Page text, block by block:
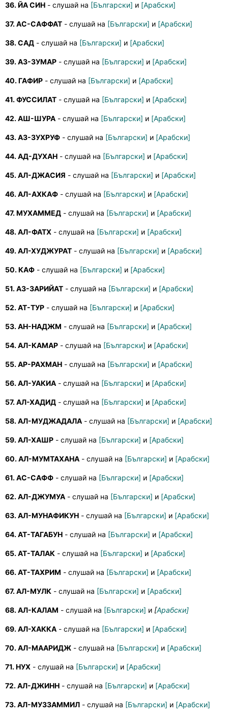
36. ЙА СИН - слушай на [Български] и [Арабски]
37. АС-САФФАТ - слушай на [Български] и [Арабски]
38. САД - слушай на [Български] и [Арабски]
39. АЗ-ЗУМАР - слушай на [Български] и [Арабски]
40. ГАФИР - слушай на [Български] и [Арабски]
41. ФУССИЛАТ - слушай на [Български] и [Арабски]
42. АШ-ШУРА - слушай на [Български] и [Арабски]
43. АЗ-ЗУХРУФ - слушай на [Български] и [Арабски]
44. АД-ДУХАН - слушай на [Български] и [Арабски]
45. АЛ-ДЖАСИЯ - слушай на [Български] и [Арабски]
46. АЛ-АХКАФ - слушай на [Български] и [Арабски]
47. МУХАММЕД - слушай на [Български] и [Арабски]
48. АЛ-ФАТХ - слушай на [Български] и [Арабски]
49. АЛ-ХУДЖУРАТ - слушай на [Български] и [Арабски]
50. КАФ - слушай на [Български] и [Арабски]
51. АЗ-ЗАРИЙАТ - слушай на [Български] и [Арабски]
52. АТ-ТУР - слушай на [Български] и [Арабски]
53. АН-НАДЖМ - слушай на [Български] и [Арабски]
54. АЛ-КАМАР - слушай на [Български] и [Арабски]
55. АР-РАХМАН - слушай на [Български] и [Арабски]
56. АЛ-УАКИА - слушай на [Български] и [Арабски]
57. АЛ-ХАДИД - слушай на [Български] и [Арабски]
58. АЛ-МУДЖАДАЛА - слушай на [Български] и [Арабски]
59. АЛ-ХАШР - слушай на [Български] и [Арабски]
60. АЛ-МУМТАХАНА - слушай на [Български] и [Арабски]
61. АС-САФФ - слушай на [Български] и [Арабски]
62. АЛ-ДЖУМУА - слушай на [Български] и [Арабски]
63. АЛ-МУНАФИКУН - слушай на [Български] и [Арабски]
64. АТ-ТАГАБУН - слушай на [Български] и [Арабски]
65. АТ-ТАЛАК - слушай на [Български] и [Арабски]
66. АТ-ТАХРИМ - слушай на [Български] и [Арабски]
67. АЛ-МУЛК - слушай на [Български] и [Арабски]
68. АЛ-КАЛАМ - слушай на [Български] и [Арабски]
69. АЛ-ХАККА - слушай на [Български] и [Арабски]
70. АЛ-МААРИДЖ - слушай на [Български] и [Арабски]
71. НУХ - слушай на [Български] и [Арабски]
72. АЛ-ДЖИНН - слушай на [Български] и [Арабски]
73. АЛ-МУЗЗАММИЛ - слушай на [Български] и [Арабски]